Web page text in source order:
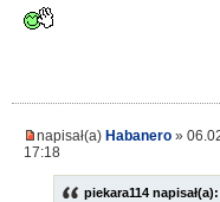
napisał(a) Habanero »
17:18
piekara114 napisał(a):